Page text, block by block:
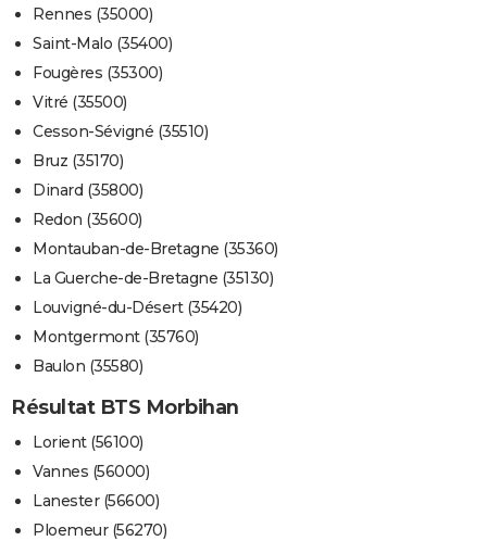
Rennes (35000)
Saint-Malo (35400)
Fougères (35300)
Vitré (35500)
Cesson-Sévigné (35510)
Bruz (35170)
Dinard (35800)
Redon (35600)
Montauban-de-Bretagne (35360)
La Guerche-de-Bretagne (35130)
Louvigné-du-Désert (35420)
Montgermont (35760)
Baulon (35580)
Résultat BTS Morbihan
Lorient (56100)
Vannes (56000)
Lanester (56600)
Ploemeur (56270)